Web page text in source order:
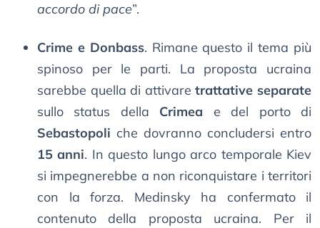
accordo di pace”.
Crime e Donbass. Rimane questo il tema più
spinoso per le parti. La proposta ucraina
sarebbe quella di attivaretrattative separate
sullo status della Crimea e del porto di
Sebastopoli che dovranno concludersi entro
15 anni. In questo lungo arco temporale Kiev
si impegnerebbe a non riconquistare i territori
con la forza. Medinsky ha confermato il
contenuto della proposta ucraina. Per il